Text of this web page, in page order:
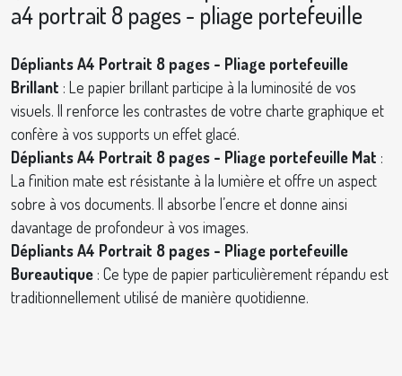
a4 portrait 8 pages - pliage portefeuille
Dépliants A4 Portrait 8 pages - Pliage portefeuille
Brillant : Le papier brillant participe à la luminosité de vos
visuels. Il renforce les contrastes de votre charte graphique et
confère à vos supports un effet glacé.
Dépliants A4 Portrait 8 pages - Pliage portefeuille Mat :
La finition mate est résistante à la lumière et offre un aspect
sobre à vos documents. Il absorbe l’encre et donne ainsi
davantage de profondeur à vos images.
Dépliants A4 Portrait 8 pages - Pliage portefeuille
Bureautique : Ce type de papier particulièrement répandu est
traditionnellement utilisé de manière quotidienne.